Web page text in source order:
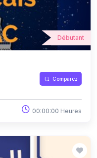
Débutant
Comparez
00:00:00 Heures